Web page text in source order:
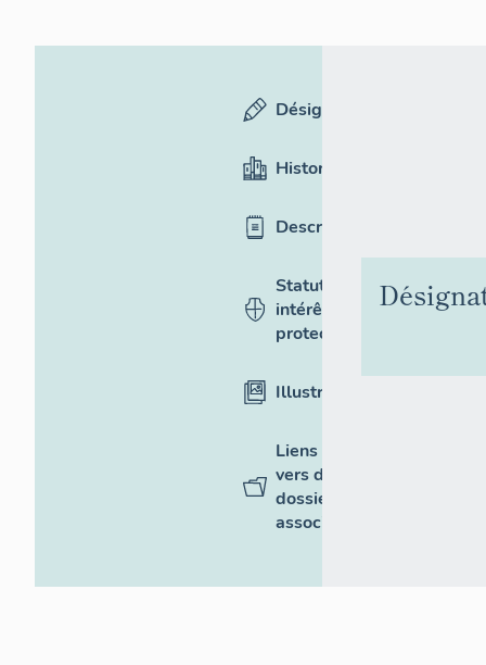
Désignation
Historique
Description
Statut,
intérêt et
protection
Illustrations
Liens
vers des
dossiers
associés